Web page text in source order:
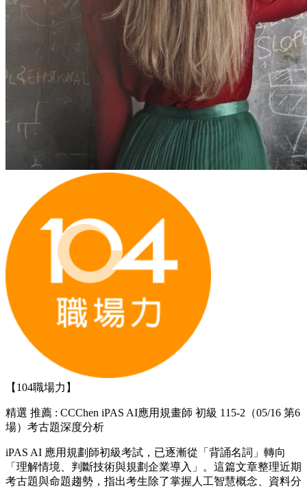
【104職場力】
精選 推薦 : CCChen iPAS AI應用規畫師 初級 115-2（05/16 第6
場）考古題深度分析
iPAS AI 應用規劃師初級考試，已逐漸從「背誦名詞」轉向
「理解情境、判斷技術與規劃企業導入」。這篇文章整理近期
考古題與命題趨勢，指出考生除了掌握人工智慧概念、資料分